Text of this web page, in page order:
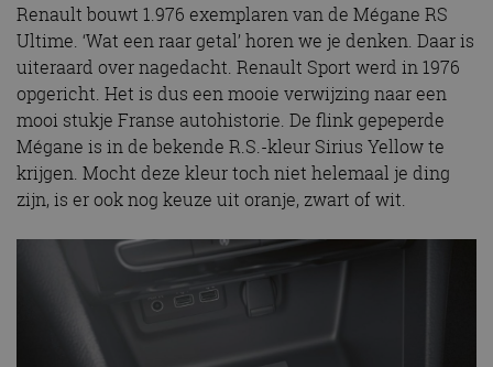
Renault bouwt 1.976 exemplaren van de Mégane RS
Ultime. ‘Wat een raar getal’ horen we je denken. Daar is
uiteraard over nagedacht. Renault Sport werd in 1976
opgericht. Het is dus een mooie verwijzing naar een
mooi stukje Franse autohistorie. De flink gepeperde
Mégane is in de bekende R.S.-kleur Sirius Yellow te
krijgen. Mocht deze kleur toch niet helemaal je ding
zijn, is er ook nog keuze uit oranje, zwart of wit.